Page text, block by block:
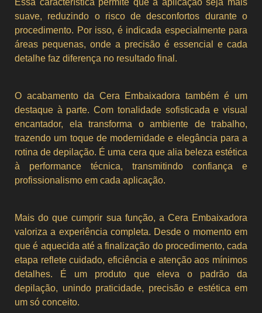
Essa característica permite que a aplicação seja mais
suave, reduzindo o risco de desconfortos durante o
procedimento. Por isso, é indicada especialmente para
áreas pequenas, onde a precisão é essencial e cada
detalhe faz diferença no resultado final.
O acabamento da Cera Embaixadora também é um
destaque à parte. Com tonalidade sofisticada e visual
encantador, ela transforma o ambiente de trabalho,
trazendo um toque de modernidade e elegância para a
rotina de depilação. É uma cera que alia beleza estética
à performance técnica, transmitindo confiança e
profissionalismo em cada aplicação.
Mais do que cumprir sua função, a Cera Embaixadora
valoriza a experiência completa. Desde o momento em
que é aquecida até a finalização do procedimento, cada
etapa reflete cuidado, eficiência e atenção aos mínimos
detalhes. É um produto que eleva o padrão da
depilação, unindo praticidade, precisão e estética em
um só conceito.